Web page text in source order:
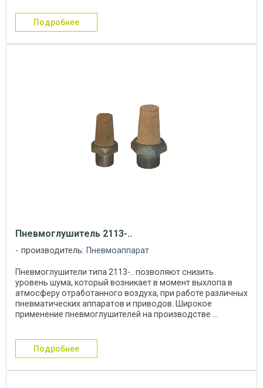
подробнее
Пневмоглушитель 2113-..
производитель: Пневмоаппарат
Пневмоглушители типа 2113-.. позволяют снизить
уровень шума, который возникает в момент выхлопа в
атмосферу отработанного воздуха, при работе различных
пневматических аппаратов и приводов. Широкое
применение пневмоглушителей на производстве ...
подробнее